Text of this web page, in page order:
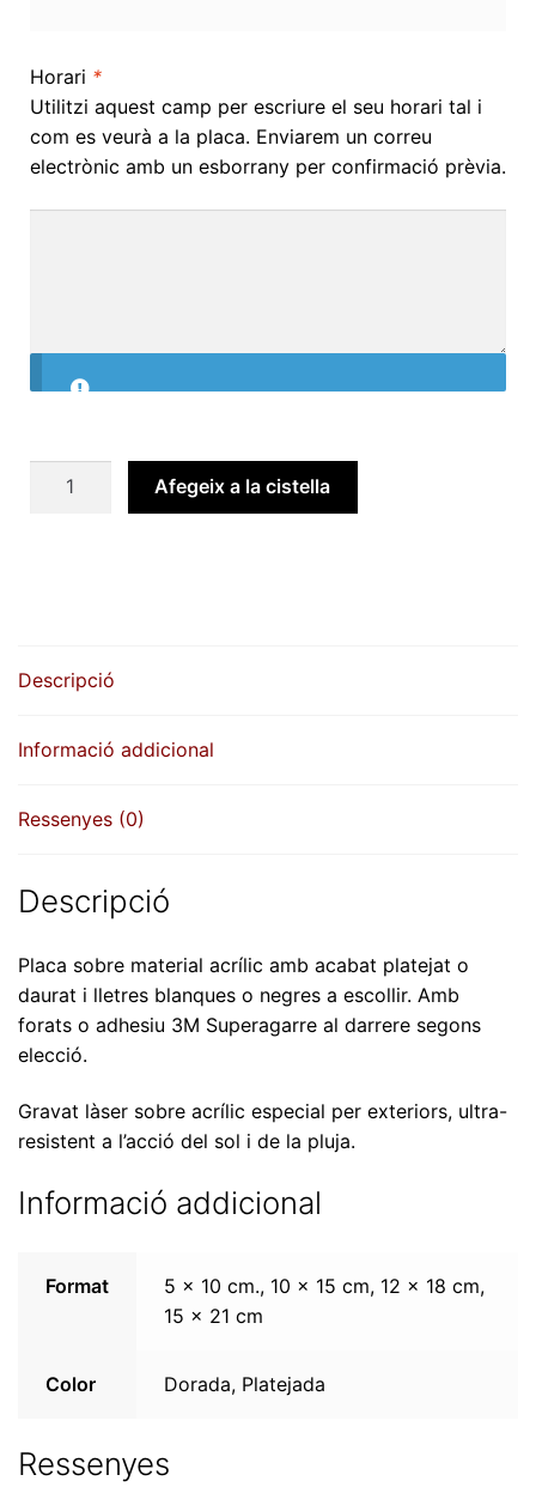
Horari *
Utilitzi aquest camp per escriure el seu horari tal i
com es veurà a la placa. Enviarem un correu
electrònic amb un esborrany per confirmació prèvia.
quantitat
Afegeix a la cistella
Descripció
Informació addicional
Ressenyes (0)
Descripció
Placa sobre material acrílic amb acabat platejat o
daurat i lletres blanques o negres a escollir. Amb
forats o adhesiu 3M Superagarre al darrere segons
elecció.
Gravat làser sobre acrílic especial per exteriors, ultra-
resistent a l’acció del sol i de la pluja.
Informació addicional
Format
5 x 10 cm., 10 x 15 cm, 12 x 18 cm,
15 x 21 cm
Color Dorada, Platejada
Ressenyes